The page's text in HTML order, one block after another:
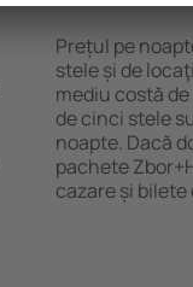
Prețul pe
stele și de
mediu costă
de cinci stele
noapte. Dacă
pachete
cazare și